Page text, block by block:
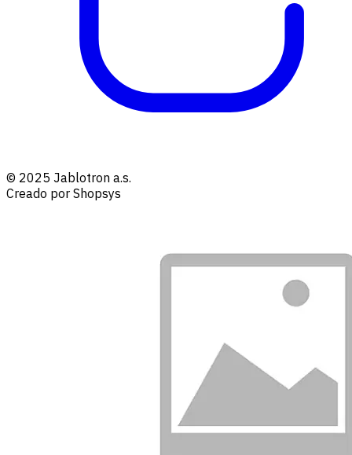
© 2025 Jablotron a.s.
Creado por Shopsys